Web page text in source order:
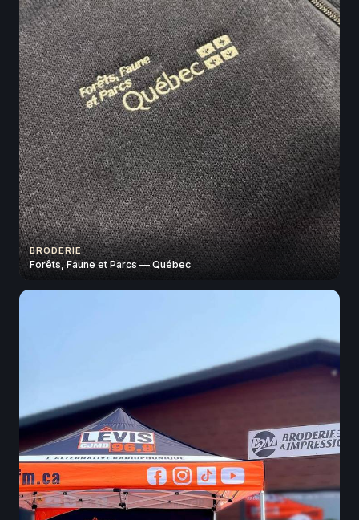
BRODERIE
Forêts, Faune et Parcs — Québec